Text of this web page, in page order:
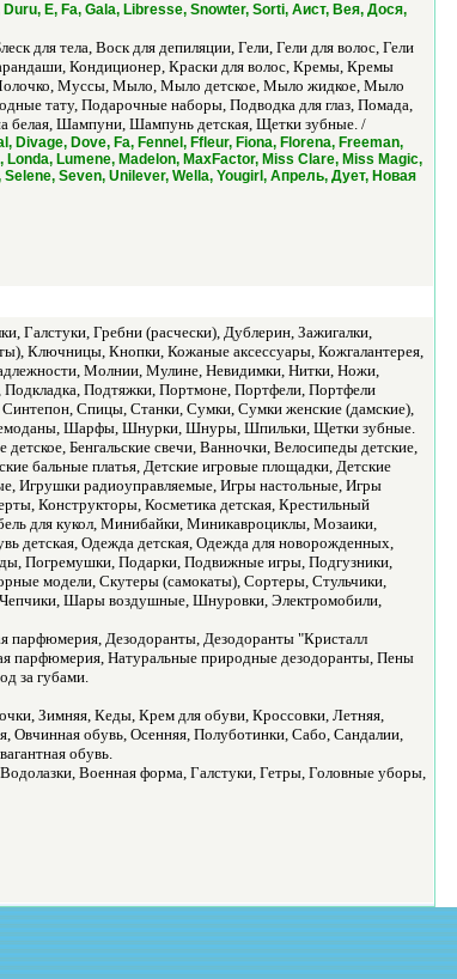
E, Fa, Gala, Libresse, Snowter, Sorti, Аист, Вея, Дося,
для тела, Воск для депиляции, Гели, Гели для волос, Гели
Кондиционер, Краски для волос, Кремы, Кремы
Молочко, Муссы, Мыло, Мыло детское, Мыло жидкое, Мыло
тату, Подарочные наборы, Подводка для глаз, Помада,
белая, Шампуни, Шампунь детская, Щетки зубные. /
Dove, Fa, Fennel, Ffleur, Fiona, Florena, Freeman,
Lumene, Madelon, MaxFactor, Miss Clare, Miss Magic,
Seven, Unilever, Wella, Yougirl, Апрель, Дует, Новая
Галстуки, Гребни (расчески), Дублерин, Зажигалки,
Ключницы, Кнопки, Кожаные аксессуары, Кожгалантерея,
Молнии, Мулине, Невидимки, Нитки, Ножи,
Подтяжки, Портмоне, Портфели, Портфели
Спицы, Станки, Сумки, Сумки женские (дамские),
Чемоданы, Шарфы, Шнурки, Шнуры, Шпильки, Щетки зубные.
Бенгальские свечи, Ванночки, Велосипеды детские,
бальные платья, Детские игровые площадки, Детские
Игрушки радиоуправляемые, Игры настольные, Игры
Конструкторы, Косметика детская, Крестильный
для кукол, Минибайки, Миникавроциклы, Мозаики,
детская, Одежда детская, Одежда для новорожденных,
Погремушки, Подарки, Подвижные игры, Подгузники,
модели, Скутеры (самокаты), Сортеры, Стульчики,
Шары воздушные, Шнуровки, Электромобили,
парфюмерия, Дезодоранты, Дезодоранты "Кристалл
парфюмерия, Натуральные природные дезодоранты, Пены
за губами.
Зимняя, Кеды, Крем для обуви, Кроссовки, Летняя,
Овчинная обувь, Осенняя, Полуботинки, Сабо, Сандалии,
обувь.
Военная форма, Галстуки, Гетры, Головные уборы,